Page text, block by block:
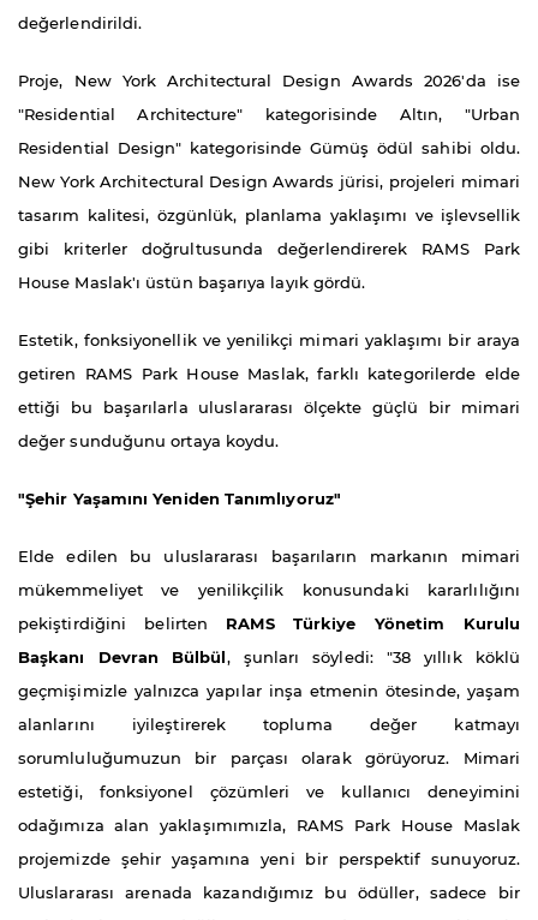
değerlendirildi.
Proje, New York Architectural Design Awards 2026'da ise
"Residential Architecture" kategorisinde Altın, "Urban
Residential Design" kategorisinde Gümüş ödül sahibi oldu.
New York Architectural Design Awards jürisi, projeleri mimari
tasarım kalitesi, özgünlük, planlama yaklaşımı ve işlevsellik
gibi kriterler doğrultusunda değerlendirerek RAMS Park
House Maslak'ı üstün başarıya layık gördü.
Estetik, fonksiyonellik ve yenilikçi mimari yaklaşımı bir araya
getiren RAMS Park House Maslak, farklı kategorilerde elde
ettiği bu başarılarla uluslararası ölçekte güçlü bir mimari
değer sunduğunu ortaya koydu.
"Şehir Yaşamını Yeniden Tanımlıyoruz"
Elde edilen bu uluslararası başarıların markanın mimari
mükemmeliyet ve yenilikçilik konusundaki kararlılığını
pekiştirdiğini belirten RAMS Türkiye Yönetim Kurulu
Başkanı Devran Bülbül, şunları söyledi: "38 yıllık köklü
geçmişimizle yalnızca yapılar inşa etmenin ötesinde, yaşam
alanlarını iyileştirerek topluma değer katmayı
sorumluluğumuzun bir parçası olarak görüyoruz. Mimari
estetiği, fonksiyonel çözümleri ve kullanıcı deneyimini
odağımıza alan yaklaşımımızla, RAMS Park House Maslak
projemizde şehir yaşamına yeni bir perspektif sunuyoruz.
Uluslararası arenada kazandığımız bu ödüller, sadece bir